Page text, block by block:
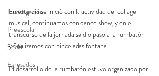
Investigación
Preescolar
Social
Egresados
En este día se inició con la actividad del collage
musical, continuamos con dance show, y en el
transcurso de la jornada se dio paso a la rumbatón
y finalizamos con pinceladas fontana.
El desarrollo de la rumbatón estuvo organizado por